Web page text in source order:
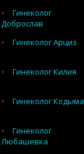
Гинеколог
Доброслав
Гинеколог Арциз
Гинеколог Килия
Гинеколог Кодыма
Гинеколог
Любашевка